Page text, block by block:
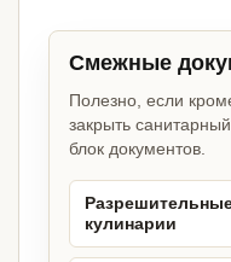
Смежные
Полезно, если
закрыть
блок документов.
кулинарии